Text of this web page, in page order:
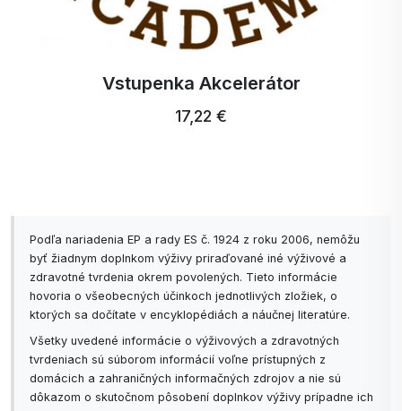
si zaslúži to najlepšie.
Activ Protein shake Čokoláda – viac ako proteín,
Vyvážené jedlo 30 porcií.
Vstupenka Akcelerátor
17,22 €
Podľa nariadenia EP a rady ES č. 1924 z roku 2006, nemôžu
byť žiadnym doplnkom výživy priraďované iné výživové a
zdravotné tvrdenia okrem povolených. Tieto informácie
hovoria o všeobecných účinkoch jednotlivých zložiek, o
ktorých sa dočítate v encyklopédiách a náučnej literatúre.
Všetky uvedené informácie o výživových a zdravotných
tvrdeniach sú súborom informácií voľne prístupných z
domácich a zahraničných informačných zdrojov a nie sú
dôkazom o skutočnom pôsobení doplnkov výživy prípadne ich